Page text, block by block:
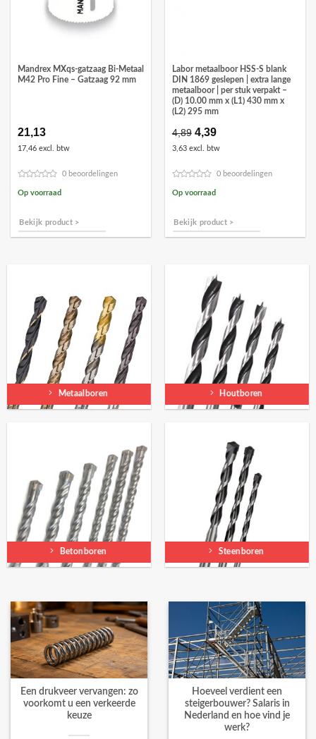
Mandrex MXqs-gatzaag Bi-Metaal
M42 Pro Fine – Gatzaag 92 mm
21,13
17,46 excl. btw
0 beoordelingen
Op voorraad
Bekijk product >
Labor metaalboor HSS-S blank
DIN 1869 geslepen | extra lange
metaalboor | per stuk verpakt –
(D) 10.00 mm x (L1) 430 mm x
(L2) 295 mm
4,89 Oorspronkelijke
prijs
was:
4,39Huidige
is:
3,63 excl. btw
0 beoordelingen
Op voorraad
Bekijk product >
Metaalboren Houtboren
Betonboren Steenboren
Een drukveer vervangen: zo
voorkomt u een verkeerde
keuze
Hoeveel verdient een
steigerbouwer? Salaris in
Nederland en hoe vind je
werk?